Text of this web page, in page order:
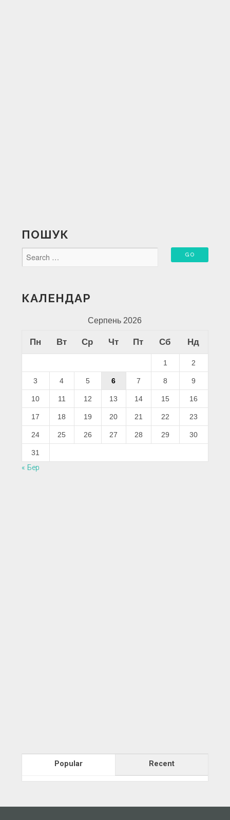
ПОШУК
КАЛЕНДАР
Серпень 2026
Пн Вт Ср Чт Пт Сб Нд
1 2
3 4 5 6 7 8 9
10 11 12 13 14 15 16
17 18 19 20 21 22 23
24 25 26 27 28 29 30
31
« Бер
Popular Recent